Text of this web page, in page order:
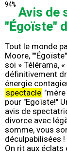
94%
Avis de
"Égoïste"
Tout le monde
Moore,
soi » Télérama,
définitivement
énergie
spectacle
pour "Egoïste!"
avis de
divorce avec
somme, vous
déculpabilisées
On rit aux